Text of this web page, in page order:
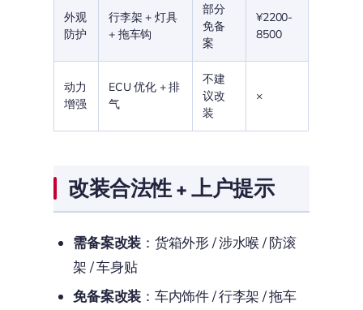
外观
防护
行李架 + 灯具
+ 拖车钩
部分
免备
案
¥2200-
8500
动力
增强
ECU 优化 + 排
气
不建
议改
装
×
改装合法性 + 上户提示
需备案改装 ：货箱外形 / 涉水喉 / 防滚
架 / 车身贴
免备案改装 ：车内饰件 / 行李架 / 拖车